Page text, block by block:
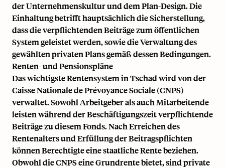
der Unternehmenskultur und dem Plan-Design. Die
Einhaltung betrifft hauptsächlich die Sicherstellung,
dass die verpflichtenden Beiträge zum öffentlichen
System geleistet werden, sowie die Verwaltung des
gewählten privaten Plans gemäß dessen Bedingungen.
Renten- und Pensionspläne
Das wichtigste Rentensystem in Tschad wird von der
Caisse Nationale de Prévoyance Sociale (CNPS)
verwaltet. Sowohl Arbeitgeber als auch Mitarbeitende
leisten während der Beschäftigungszeit verpflichtende
Beiträge zu diesem Fonds. Nach Erreichen des
Rentenalters und Erfüllung der Beitragspflichten
können Berechtigte eine staatliche Rente beziehen.
Obwohl die CNPS eine Grundrente bietet, sind private